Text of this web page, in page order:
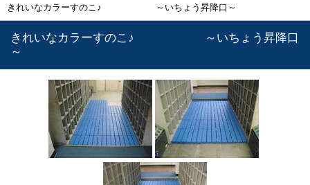
きれいなカラーすのこ♪ ～いちょう昇降口～
きれいなカラーすのこ♪ ～いちょう昇降口
～